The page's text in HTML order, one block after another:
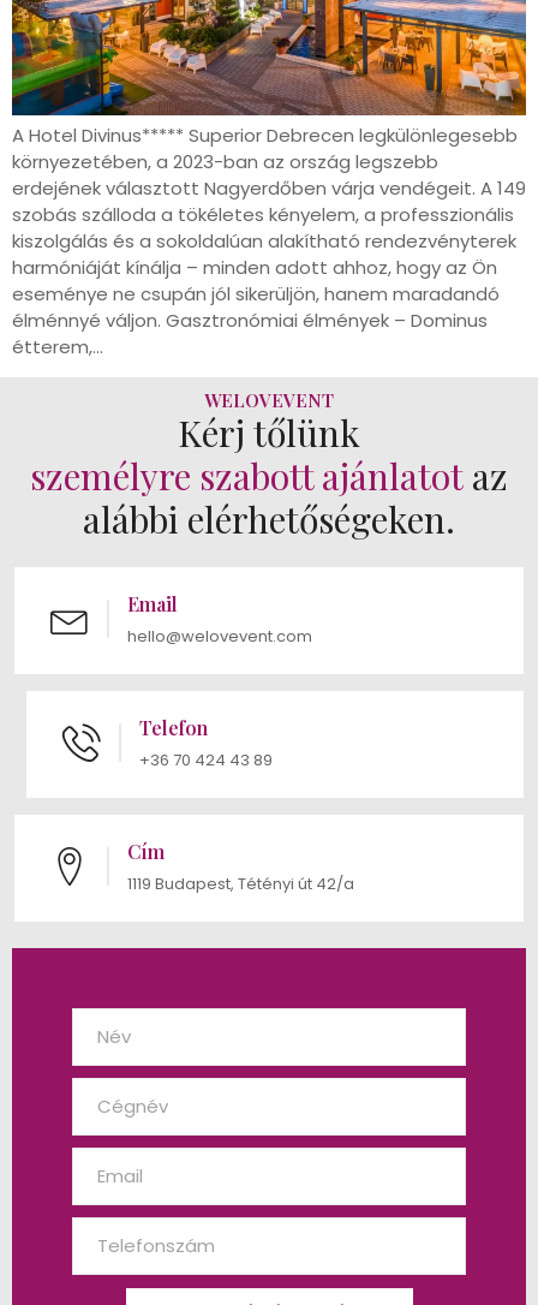
A Hotel Divinus***** Superior Debrecen legkülönlegesebb
környezetében, a 2023-ban az ország legszebb
erdejének választott Nagyerdőben várja vendégeit. A 149
szobás szálloda a tökéletes kényelem, a professzionális
kiszolgálás és a sokoldalúan alakítható rendezvényterek
harmóniáját kínálja – minden adott ahhoz, hogy az Ön
eseménye ne csupán jól sikerüljön, hanem maradandó
élménnyé váljon. Gasztronómiai élmények – Dominus
étterem,…
WELOVEVENT
Kérj tőlünk
személyre szabott ajánlatot az
alábbi elérhetőségeken.
Email
hello@welovevent.com
Telefon
+36 70 424 43 89
Cím
1119 Budapest, Tétényi út 42/a